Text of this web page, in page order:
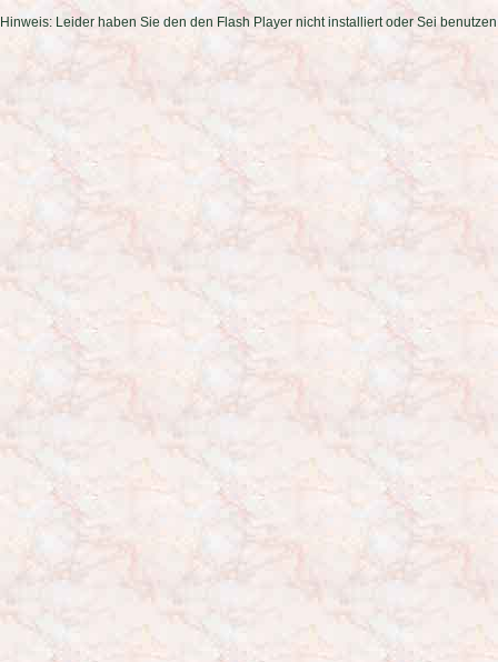
Hinweis: Leider haben Sie den den Flash Player nicht installiert oder Sei